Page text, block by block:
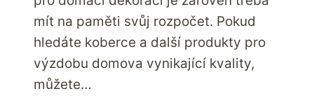
mít na paměti svůj rozpočet. Pokud
hledáte koberce a další produkty pro
výzdobu domova vynikající kvality,
můžete…